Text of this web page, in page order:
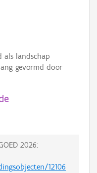
als landschap
gevormd door
2026:
12106